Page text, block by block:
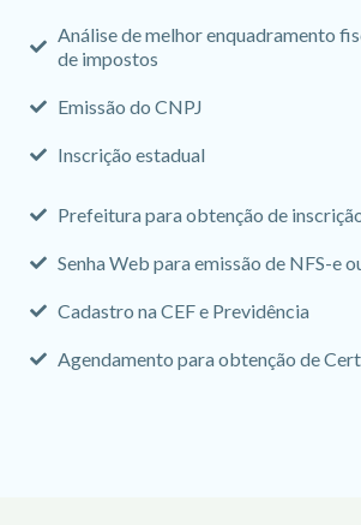
Análise de melhor enquadramento
de impostos
Emissão do CNPJ
Inscrição estadual
Prefeitura para obtenção de
Senha Web para emissão de NFS-e
Cadastro na CEF e Previdência
Agendamento para obtenção de